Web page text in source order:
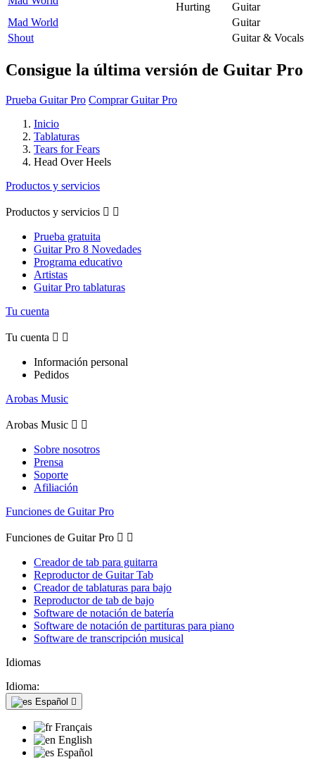
Hurting
Guitar
Mad World
Guitar
Shout
Guitar & Vocals
Consigue la última versión de Guitar Pro
Prueba Guitar Pro Comprar Guitar Pro
Inicio
Tablaturas
Tears for Fears
Head Over Heels
Productos y servicios
Productos y servicios  
Prueba gratuita
Guitar Pro 8 Novedades
Programa educativo
Artistas
Guitar Pro tablaturas
Tu cuenta
Tu cuenta  
Información personal
Pedidos
Arobas Music
Arobas Music  
Sobre nosotros
Prensa
Soporte
Afiliación
Funciones de Guitar Pro
Funciones de Guitar Pro  
Creador de tab para guitarra
Reproductor de Guitar Tab
Creador de tablaturas para bajo
Reproductor de tab de bajo
Software de notación de batería
Software de notación de partituras para piano
Software de transcripción musical
Idiomas
Idioma:
Español 
Français
English
Español